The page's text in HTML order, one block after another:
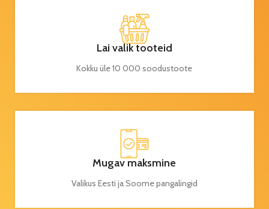
Lai valik tooteid
Kokku üle 10 000 soodustoote
Mugav maksmine
Valikus Eesti ja Soome pangalingid